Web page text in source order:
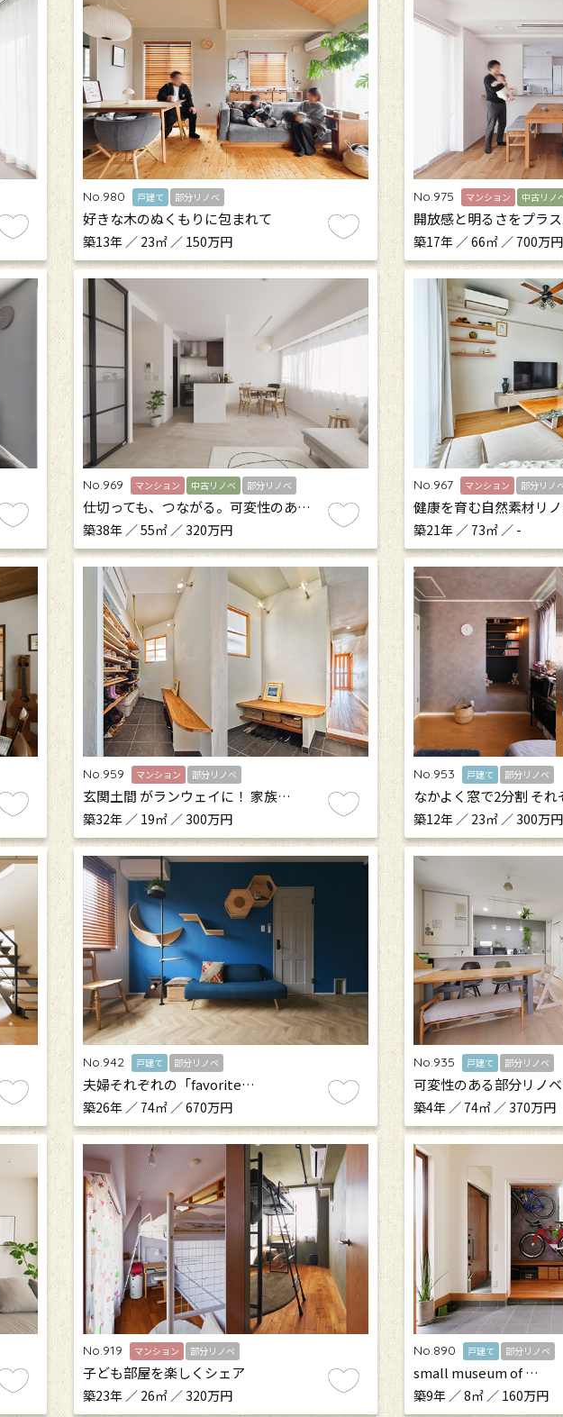
No.980 戸建て 部分リノベ
好きな木のぬくもりに包まれて
築13年 ／ 23㎡ ／ 150万円
No.975 マンション 中古リノ
開放感と明るさをプラ
築17年 ／ 66㎡ ／ 700万円
No.969 マンション 中古リノベ 部分リノベ
仕切っても、つながる。可変性のあ…
築38年 ／ 55㎡ ／ 320万円
No.967 マンション 部分リノ
健康を育む自然素材リ
築21年 ／ 73㎡ ／ -
No.959 マンション 部分リノベ
玄関土間 がランウェイに！ 家族…
築32年 ／ 19㎡ ／ 300万円
No.953 戸建て 部分リノベ
なかよく窓で2分割 そ
築12年 ／ 23㎡ ／ 300万円
No.942 戸建て 部分リノベ
夫婦それぞれの「favorite…
築26年 ／ 74㎡ ／ 670万円
No.935 戸建て 部分リノベ
可変性のある部分リノ
築4年 ／ 74㎡ ／ 370万円
No.919 マンション 部分リノベ
子ども部屋を楽しくシェア
築23年 ／ 26㎡ ／ 320万円
No.890 戸建て 部分リノベ
small museum of …
築9年 ／ 8㎡ ／ 160万円